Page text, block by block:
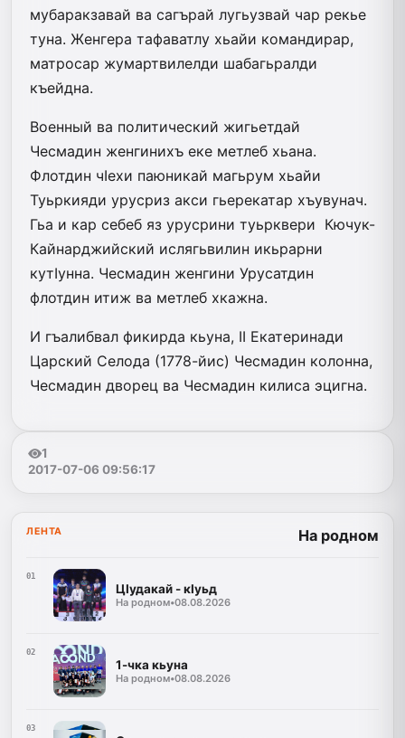
мубаракзавай ва сагърай лугьузвай чар рекье
туна. Женгера тафаватлу хьайи командирар,
матросар жумартвилелди шабагьралди
къейдна.
Военный ва политический жигьетдай
Чесмадин женгинихъ еке метлеб хьана.
Флотдин чIехи паюникай магьрум хьайи
Туьркияди урусриз акси гьерекатар хъувунач.
Гьа и кар себеб яз урусрини туьрквери Кючук-
Кайнарджийский ислягьвилин икьрарни
кутIунна. Чесмадин женгини Урусатдин
флотдин итиж ва метлеб хкажна.
И гъалибвал фикирда кьуна, II Екатеринади
Царский Селода (1778-йис) Чесмадин колонна,
Чесмадин дворец ва Чесмадин килиса эцигна.
1
2017-07-06 09:56:17
ЛЕНТА На родном
01
ЦIудакай - кIуьд
На родном•08.08.2026
02
1-чка кьуна
На родном•08.08.2026
03